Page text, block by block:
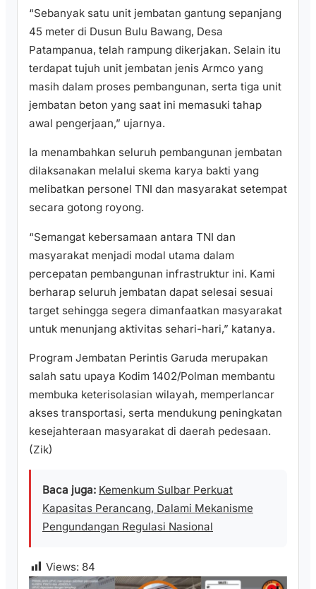
“Sebanyak satu unit jembatan gantung sepanjang
45 meter di Dusun Bulu Bawang, Desa
Patampanua, telah rampung dikerjakan. Selain itu
terdapat tujuh unit jembatan jenis Armco yang
masih dalam proses pembangunan, serta tiga unit
jembatan beton yang saat ini memasuki tahap
awal pengerjaan,” ujarnya.
Ia menambahkan seluruh pembangunan jembatan
dilaksanakan melalui skema karya bakti yang
melibatkan personel TNI dan masyarakat setempat
secara gotong royong.
“Semangat kebersamaan antara TNI dan
masyarakat menjadi modal utama dalam
percepatan pembangunan infrastruktur ini. Kami
berharap seluruh jembatan dapat selesai sesuai
target sehingga segera dimanfaatkan masyarakat
untuk menunjang aktivitas sehari-hari,” katanya.
Program Jembatan Perintis Garuda merupakan
salah satu upaya Kodim 1402/Polman membantu
membuka keterisolasian wilayah, memperlancar
akses transportasi, serta mendukung peningkatan
kesejahteraan masyarakat di daerah pedesaan.
(Zik)
Baca juga: Kemenkum Sulbar Perkuat
Kapasitas Perancang, Dalami Mekanisme
Pengundangan Regulasi Nasional
Views: 84